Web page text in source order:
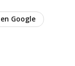
Google